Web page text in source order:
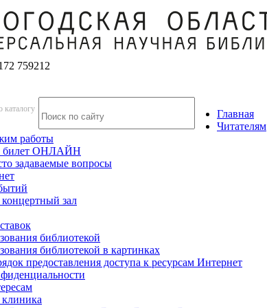
759212
каталогу
Главная
Читателям
работы
билет ОНЛАЙН
задаваемые вопросы
зал
библиотекой
библиотекой в картинках
предоставления доступа к ресурсам Интернет